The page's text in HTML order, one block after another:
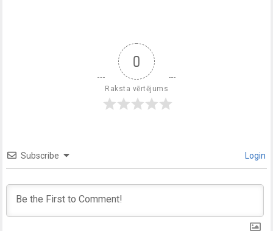
0
Raksta vērtējums
Subscribe Login